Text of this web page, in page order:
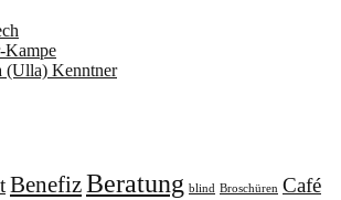
Kampe
(Ulla) Kenntner
BenefizBeratung blind Broschüren Café